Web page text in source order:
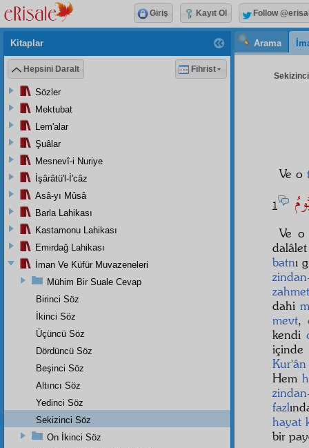
Arama
Ve o
1
Ve o
batnı
dahi
mevt,
kendi
Kur'ân
Hem
fazl
hayat
bir
Kitaplar
Hepsini Daralt Fihrist
Sözler
Mektubat
Lem'alar
Şuâlar
Mesnevî-i Nuriye
İşârâtü'l-İ'câz
Asâ-yı Mûsâ
Barla Lahikası
Kastamonu Lahikası
Emirdağ Lahikası
İman Ve Küfür Muvazeneleri
Mühim Bir Suale Cevap
Birinci Söz
İkinci Söz
Üçüncü Söz
Dördüncü Söz
Beşinci Söz
Altıncı Söz
Yedinci Söz
Sekizinci Söz
On İkinci Söz
Giriş Kayıt Ol Follow